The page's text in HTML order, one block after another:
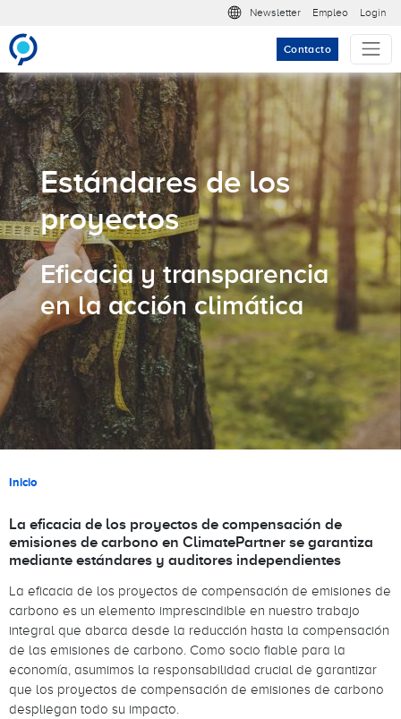
Meta nav
Newsletter Empleo Login
Contacto
Estándares de los
proyectos
Eficacia y transparencia
en la acción climática
Sobrescribir enlaces de ayuda a la
Inicio
La eficacia de los proyectos de compensación de
emisiones de carbono en ClimatePartner se garantiza
mediante estándares y auditores independientes
La eficacia de los proyectos de compensación de emisiones de
carbono es un elemento imprescindible en nuestro trabajo
integral que abarca desde la reducción hasta la compensación
de las emisiones de carbono. Como socio fiable para la
economía, asumimos la responsabilidad crucial de garantizar
que los proyectos de compensación de emisiones de carbono
despliegan todo su impacto.